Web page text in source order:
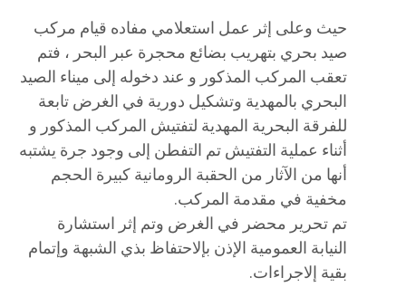
حيث وعلى إثر عمل استعلامي مفاده قيام مركب
صيد بحري بتهريب بضائع محجرة عبر البحر ، فتم
تعقب المركب المذكور و عند دخوله إلى ميناء الصيد
البحري بالمهدية وتشكيل دورية في الغرض تابعة
للفرقة البحرية المهدية لتفتيش المركب المذكور و
أثناء عملية التفتيش تم التفطن إلى وجود جرة يشتبه
أنها من الآثار من الحقبة الرومانية كبيرة الحجم
مخفية في مقدمة المركب.
تم تحرير محضر في الغرض وتم إثر استشارة
النيابة العمومية الإذن بإلاحتفاظ بذي الشبهة وإتمام
بقية إلاجراءات.